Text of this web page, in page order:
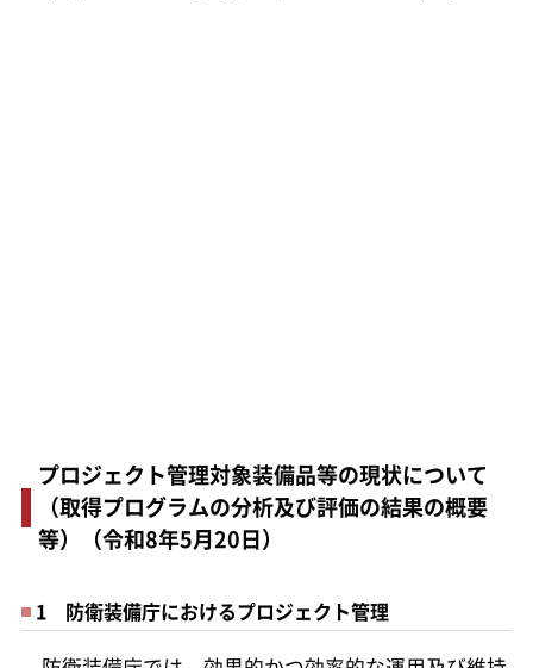
プロジェクト管理対象装備品等の現状について
（取得プログラムの分析及び評価の結果の概要
等）（令和8年5月20日）
1 防衛装備庁におけるプロジェクト管理